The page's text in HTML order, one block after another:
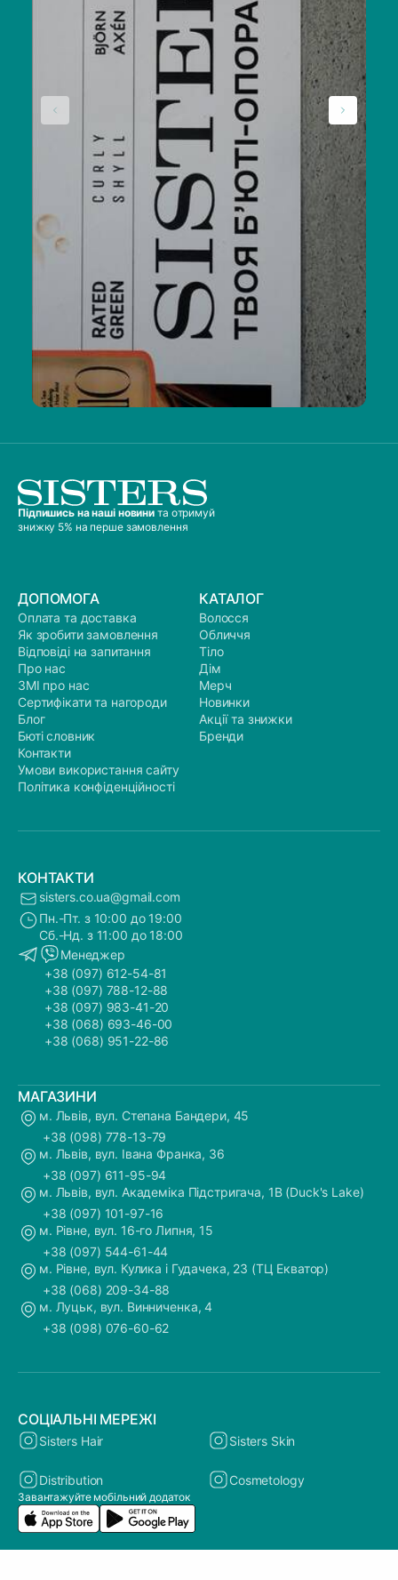
Підпишись на наші новини та отримуй
знижку 5% на перше замовлення
ДОПОМОГА
Оплата та доставка
Як зробити замовлення
Відповіді на запитання
Про нас
ЗМІ про нас
Сертифікати та нагороди
Блог
Бюті словник
Контакти
Умови використання сайту
Політика конфіденційності
КАТАЛОГ
Волосся
Обличчя
Тіло
Дім
Мерч
Новинки
Акції та знижки
Бренди
КОНТАКТИ
sisters.co.ua@gmail.com
Пн.-Пт. з 10:00 до 19:00
Сб.-Нд. з 11:00 до 18:00
Менеджер
+38 (097) 612-54-81
+38 (097) 788-12-88
+38 (097) 983-41-20
+38 (068) 693-46-00
+38 (068) 951-22-86
МАГАЗИНИ
м. Львів, вул. Степана Бандери, 45
+38 (098) 778-13-79
м. Львів, вул. Івана Франка, 36
+38 (097) 611-95-94
м. Львів, вул. Академіка Підстригача, 1В (Duck's Lake)
+38 (097) 101-97-16
м. Рівне, вул. 16-го Липня, 15
+38 (097) 544-61-44
м. Рівне, вул. Кулика і Гудачека, 23 (ТЦ Екватор)
+38 (068) 209-34-88
м. Луцьк, вул. Винниченка, 4
+38 (098) 076-60-62
СОЦІАЛЬНІ МЕРЕЖІ
Sisters Hair Sisters Skin
Distribution Cosmetology
Завантажуйте мобільний додаток